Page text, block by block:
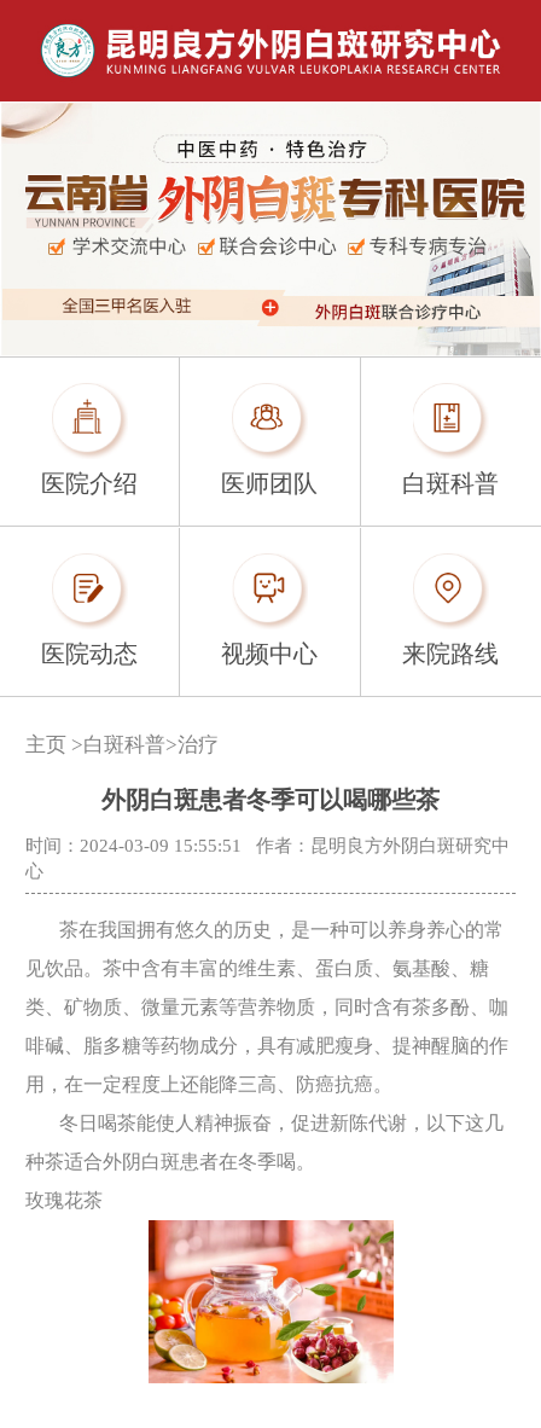
医院介绍 医师团队 白斑科普
医院动态 视频中心 来院路线
主页 >白斑科普>治疗
外阴白斑患者冬季可以喝哪些茶
时间：2024-03-09 15:55:51
作者：昆明良方外阴白斑研究中
心
茶在我国拥有悠久的历史，是一种可以养身养心的常
见饮品。茶中含有丰富的维生素、蛋白质、氨基酸、糖
类、矿物质、微量元素等营养物质，同时含有茶多酚、咖
啡碱、脂多糖等药物成分，具有减肥瘦身、提神醒脑的作
用，在一定程度上还能降三高、防癌抗癌。
冬日喝茶能使人精神振奋，促进新陈代谢，以下这几
种茶适合外阴白斑患者在冬季喝。
玫瑰花茶